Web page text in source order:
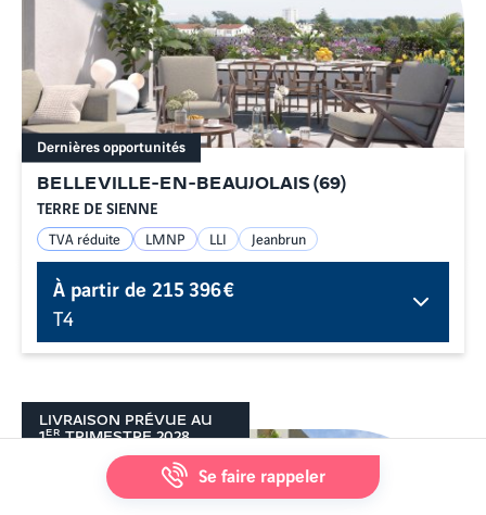
© Alentoor © OpenStreetMap
BELLEVILLE-EN-BEAUJOLAIS(69)
TERRE DE SIENNE
Dernières opportunités
TVA réduite LMNP LLI Jeanbrun
À partir de215 396 €
T4
LIVRAISON PRÉVUE AU
1ERTRIMESTRE2028
Se faire rappeler